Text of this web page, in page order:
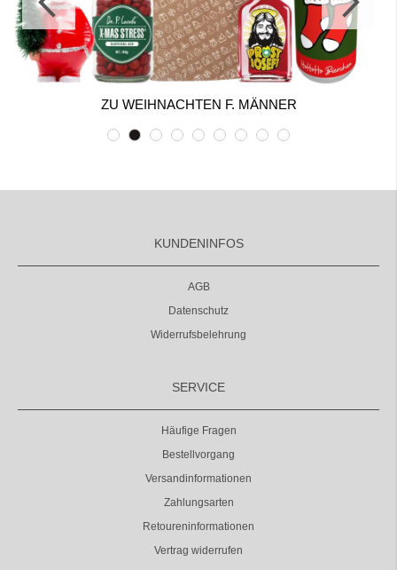
ZU WEIHNACHTEN F. MÄNNER
KUNDENINFOS
AGB
Datenschutz
Widerrufsbelehrung
SERVICE
Häufige Fragen
Bestellvorgang
Versandinformationen
Zahlungsarten
Retoureninformationen
Vertrag widerrufen